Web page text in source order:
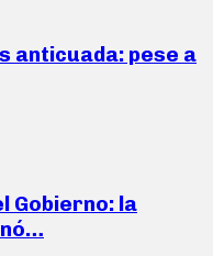
anticuada: pese a
Gobierno: la